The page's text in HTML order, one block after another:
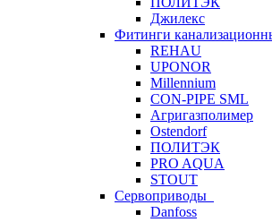
Джилекс
Фитинги
REHAU
UPONOR
Millennium
CON-PIPE SML
Агригазполимер
Ostendorf
ПОЛИТЭК
PRO AQUA
STOUT
Сервоприводы
Danfoss